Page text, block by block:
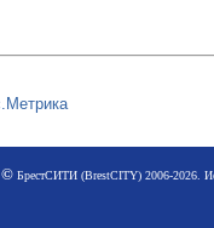
©БрестСИТИ (BrestCITY) 2006-2026.